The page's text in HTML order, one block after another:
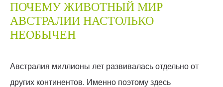
ПОЧЕМУ ЖИВОТНЫЙ МИР
АВСТРАЛИИ НАСТОЛЬКО
НЕОБЫЧЕН
Австралия миллионы лет развивалась отдельно от
других континентов. Именно поэтому здесь